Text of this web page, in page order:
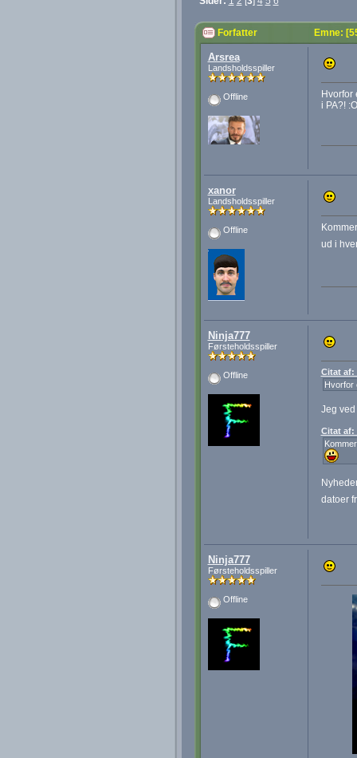
Forfatter Emne:
Arsrea
Landsholdsspiller
Offline
Hvorfor
i PA?! :O
xanor
Landsholdsspiller
Offline
ud i
Ninja777
Førsteholdsspiller
Offline
Citat af:
Hvorfor
Jeg
Citat af:
datoer
Ninja777
Førsteholdsspiller
Offline